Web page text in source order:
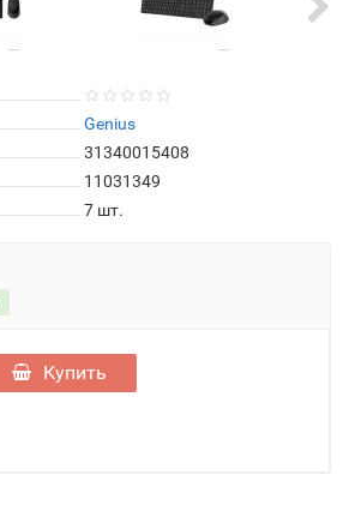
Genius
31340015408
11031349
7 шт.
Купить